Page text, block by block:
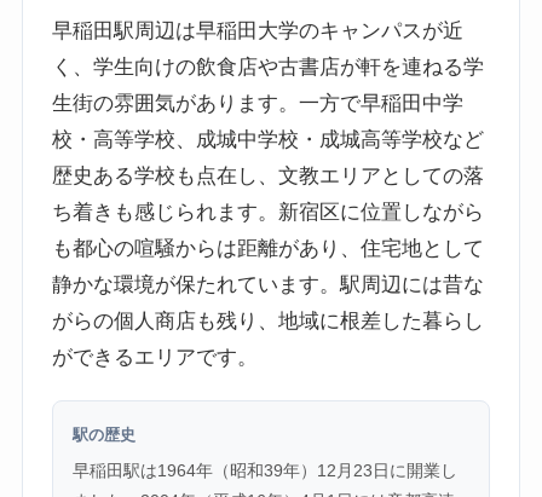
早稲田駅周辺は早稲田大学のキャンパスが近
く、学生向けの飲食店や古書店が軒を連ねる学
生街の雰囲気があります。一方で早稲田中学
校・高等学校、成城中学校・成城高等学校など
歴史ある学校も点在し、文教エリアとしての落
ち着きも感じられます。新宿区に位置しながら
も都心の喧騒からは距離があり、住宅地として
静かな環境が保たれています。駅周辺には昔な
がらの個人商店も残り、地域に根差した暮らし
ができるエリアです。
駅の歴史
早稲田駅は1964年（昭和39年）12月23日に開業し